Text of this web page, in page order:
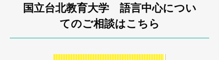
国立台北教育大学 語言中心につい
てのご相談はこちら